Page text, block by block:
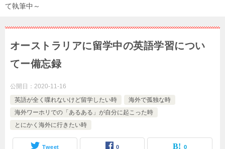
て執筆中～
オーストラリアに留学中の英語学習につい
てー備忘録
公開日： 2020-11-16
英語が全く喋れないけど留学したい時
海外で孤独な時
海外ワーホリでの「あるある」が自分に起こった時
とにかく海外に行きたい時
Tweet 0 0